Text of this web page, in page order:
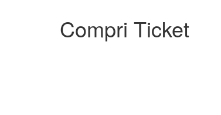
Compri Ticket